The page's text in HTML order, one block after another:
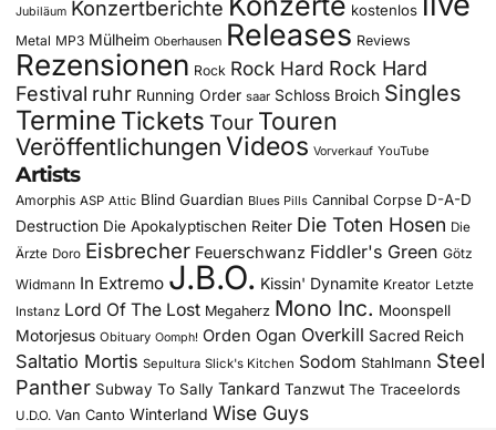
Jubiläum Konzertberichte kostenlos
Metal MP3 Mülheim Oberhausen Releases Reviews
Rezensionen Rock Rock Hard Rock Hard
Festival ruhr Running Order saar Schloss Broich Singles
Termine Tickets Tour Touren
Veröffentlichungen Videos Vorverkauf YouTube
Artists
Amorphis ASP Attic Blind Guardian Blues Pills Cannibal Corpse D-A-D
Destruction Die Apokalyptischen Reiter Die Toten Hosen Die
Ärzte Doro Eisbrecher Feuerschwanz Fiddler's Green Götz
Widmann In Extremo J.B.O. Kissin' Dynamite Kreator Letzte
Instanz Lord Of The Lost Megaherz Mono Inc. Moonspell
Motorjesus Obituary Oomph! Orden Ogan Overkill Sacred Reich
Saltatio Mortis Sepultura Slick's Kitchen Sodom Stahlmann Steel
Panther Subway To Sally Tankard Tanzwut The Traceelords
U.D.O. Van Canto Winterland Wise Guys